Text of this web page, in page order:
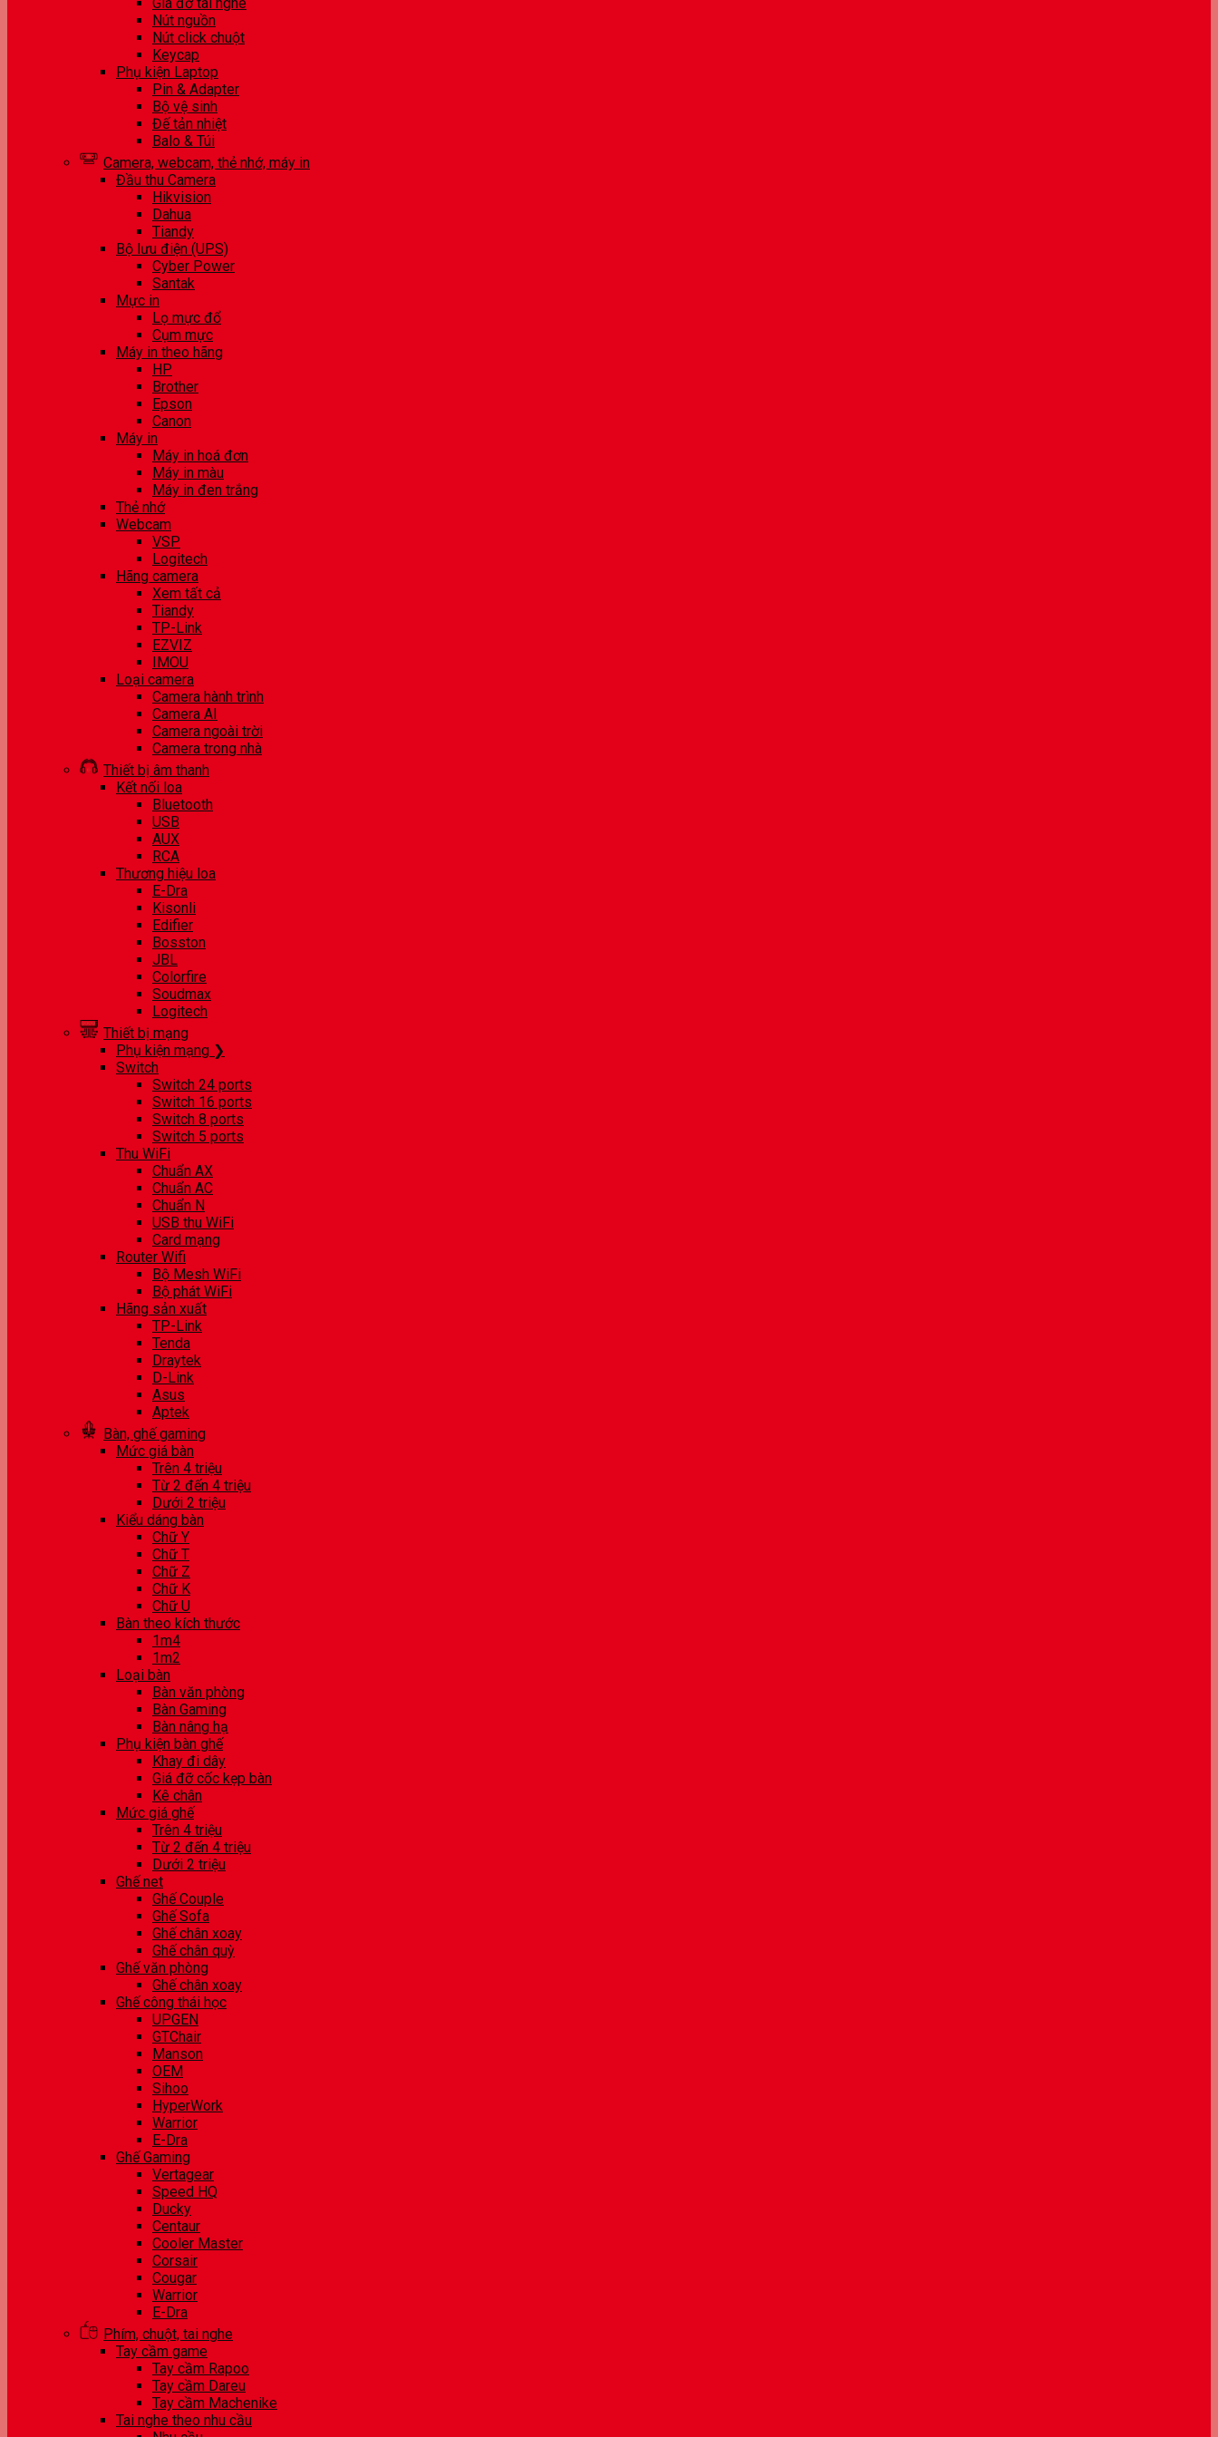
Nút nguồn
Nút click chuột
Keycap
Phụ kiện Laptop
Pin & Adapter
Bộ vệ sinh
Đế tản nhiệt
Balo & Túi
Camera, webcam, thẻ nhớ, máy in
Đầu thu Camera
Hikvision
Dahua
Tiandy
Bộ lưu điện (UPS)
Cyber Power
Santak
Mực in
Lọ mực đổ
Cụm mực
Máy in theo hãng
HP
Brother
Epson
Canon
Máy in
Máy in hoá đơn
Máy in màu
Máy in đen trắng
Thẻ nhớ
Webcam
VSP
Logitech
Hãng camera
Xem tất cả
Tiandy
TP-Link
EZVIZ
IMOU
Loại camera
Camera hành trình
Camera AI
Camera ngoài trời
Camera trong nhà
Thiết bị âm thanh
Kết nối loa
Bluetooth
USB
AUX
RCA
Thương hiệu loa
E-Dra
Kisonli
Edifier
Bosston
JBL
Colorfire
Soudmax
Logitech
Thiết bị mạng
Phụ kiện mạng ❯
Switch
Switch 24 ports
Switch 16 ports
Switch 8 ports
Switch 5 ports
Thu WiFi
Chuẩn AX
Chuẩn AC
Chuẩn N
USB thu WiFi
Card mạng
Router Wifi
Bộ Mesh WiFi
Bộ phát WiFi
Hãng sản xuất
TP-Link
Tenda
Draytek
D-Link
Asus
Aptek
Bàn, ghế gaming
Mức giá bàn
Trên 4 triệu
Từ 2 đến 4 triệu
Dưới 2 triệu
Kiểu dáng bàn
Chữ Y
Chữ T
Chữ Z
Chữ K
Chữ U
Bàn theo kích thước
1m4
1m2
Loại bàn
Bàn văn phòng
Bàn Gaming
Bàn nâng hạ
Phụ kiện bàn ghế
Khay đi dây
Giá đỡ cốc kẹp bàn
Kê chân
Mức giá ghế
Trên 4 triệu
Từ 2 đến 4 triệu
Dưới 2 triệu
Ghế net
Ghế Couple
Ghế Sofa
Ghế chân xoay
Ghế chân quỳ
Ghế văn phòng
Ghế chân xoay
Ghế công thái học
UPGEN
GTChair
Manson
OEM
Sihoo
HyperWork
Warrior
E-Dra
Ghế Gaming
Vertagear
Speed HQ
Ducky
Centaur
Cooler Master
Corsair
Cougar
Warrior
E-Dra
Phím, chuột, tai nghe
Tay cầm game
Tay cầm Rapoo
Tay cầm Dareu
Tay cầm Machenike
Tai nghe theo nhu cầu